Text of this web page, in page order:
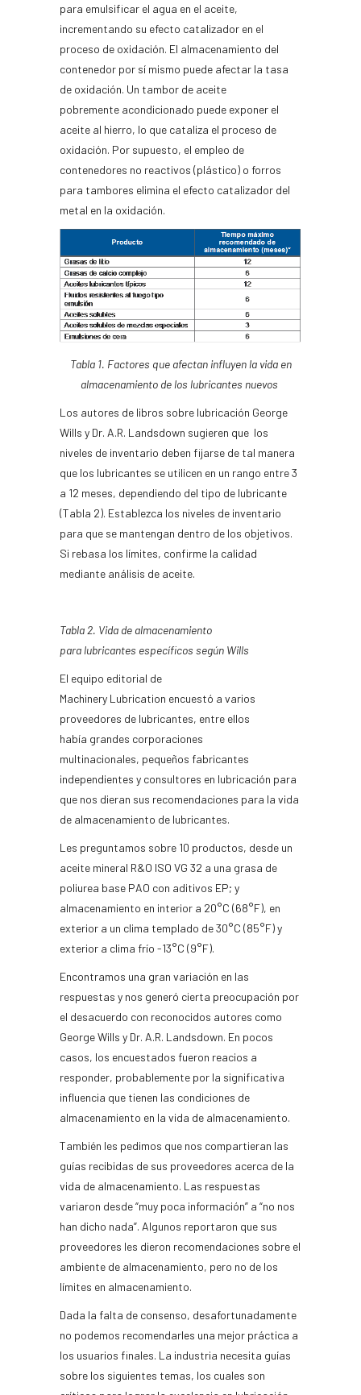
para emulsificar el agua en el aceite,
incrementando su efecto catalizador en el
proceso de oxidación. El almacenamiento del
contenedor por sí mismo puede afectar la tasa
de oxidación. Un tambor de aceite
pobremente acondicionado puede exponer el
aceite al hierro, lo que cataliza el proceso de
oxidación. Por supuesto, el empleo de
contenedores no reactivos (plástico) o forros
para tambores elimina el efecto catalizador del
metal en la oxidación.
Tabla 1. Factores que afectan influyen la vida en
almacenamiento de los lubricantes nuevos
Los autores de libros sobre lubricación George
Wills y Dr. A.R. Landsdown sugieren que los
niveles de inventario deben fijarse de tal manera
que los lubricantes se utilicen en un rango entre 3
a 12 meses, dependiendo del tipo de lubricante
(Tabla 2). Establezca los niveles de inventario
para que se mantengan dentro de los objetivos.
Si rebasa los límites, confirme la calidad
mediante análisis de aceite.
Tabla 2. Vida de almacenamiento
para lubricantes específicos según Wills
El equipo editorial de
Machinery L ubrication encuestó a varios
proveedores de lubricantes, entre ellos
había grandes corporaciones
multinacionales, pequeños fabricantes
independientes y consultores en lubricación para
que nos dieran sus recomendaciones para la vida
de almacenamiento de lubricantes.
Les preguntamos sobre 10 productos, desde un
aceite mineral R&O ISO VG 32 a una grasa de
poliurea base PAO con aditivos EP; y
almacenamiento en interior a 20°C (68°F), en
exterior a un clima templado de 30°C (85°F) y
exterior a clima frío -13°C (9°F).
Encontramos una gran variación en las
respuestas y nos generó cierta preocupación por
el desacuerdo con reconocidos autores como
George Wills y Dr. A.R. Landsdown. En pocos
casos, los encuestados fueron reacios a
responder, probablemente por la significativa
influencia que tienen las condiciones de
almacenamiento en la vida de almacenamiento.
También les pedimos que nos compartieran las
guías recibidas de sus proveedores acerca de la
vida de almacenamiento. Las respuestas
variaron desde “muy poca información” a “no nos
han dicho nada”. Algunos reportaron que sus
proveedores les dieron recomendaciones sobre el
ambiente de almacenamiento, pero no de los
límites en almacenamiento.
Dada la falta de consenso, desafortunadamente
no podemos recomendarles una mejor práctica a
los usuarios finales. La industria necesita guías
sobre los siguientes temas, los cuales son